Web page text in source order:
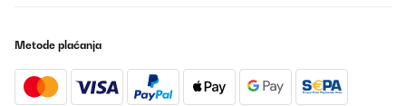
Metode plaćanja